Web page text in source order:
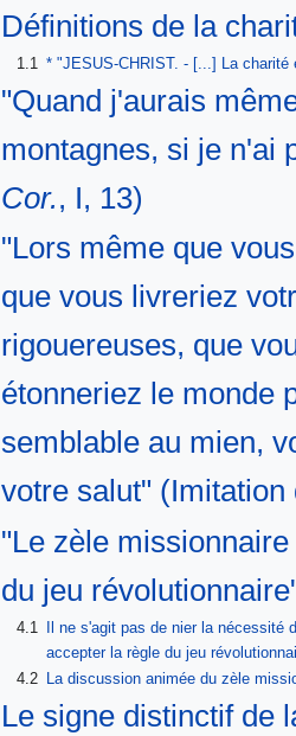
Définitions de la
1.1 * "JESUS-CHRIST. - [...] La
"Quand j'aurais
montagnes, si je n'ai
Cor., I, 13)
"Lors même que
que vous livreriez
rigouereuses, que
étonneriez le monde
semblable au mien,
votre salut"
"Le zèle
du jeu
4.1
Il ne s'agit pas de nier la nécessité
accepter la règle du jeu
4.2
La discussion animée du zèle
Le signe distinctif de